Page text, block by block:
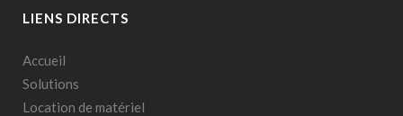
LIENS DIRECTS
Accueil
Solutions
Location de matériel